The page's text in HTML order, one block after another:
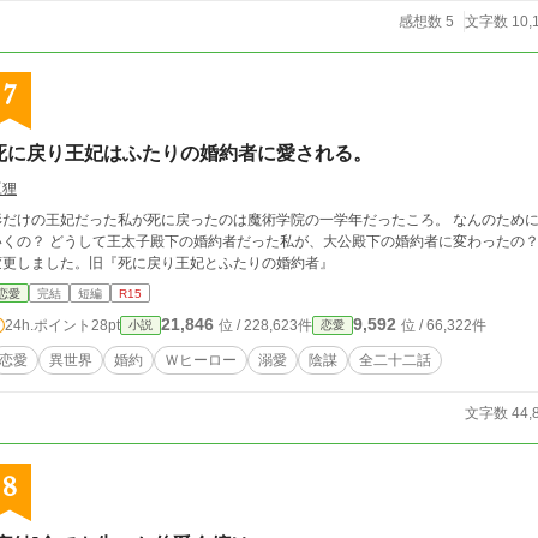
感想数 5 文字数
7
に戻り王妃はふたりの婚約者に愛される。
だけの王妃だった私が死に戻ったのは魔術学院の一学年だったころ。 なんのた
の？ どうして王太子殿下の婚約者だった私が、大公殿下の婚約者に変わったの？ なろう様でも公開中です。 ・１／２１タイト
しました。旧『死に戻り王妃とふたりの婚約者』
愛 完結 短編 R15
24h.ポイント 28pt 小説 21,846 位 / 228,623件 恋愛 9,592 位 / 66,322件
恋愛 異世界 婚約 Ｗヒーロー 溺愛 陰謀 全二十二話
文字数
8